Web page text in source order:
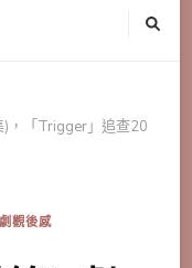
)，「Trigger」追查20
觀後感